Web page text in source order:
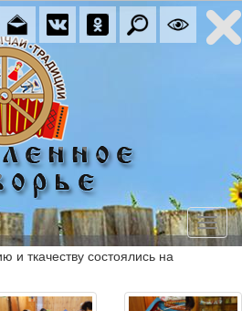
и ткачеству состоялись на